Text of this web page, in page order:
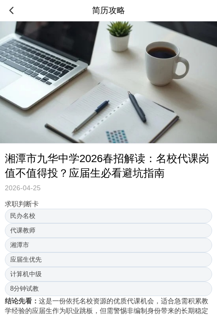
简历攻略
湘潭市九华中学2026春招解读：名校代课岗
值不值得投？应届生必看避坑指南
2026-04-25
求职判断卡
民办名校
代课教师
湘潭市
应届生优先
计算机中级
8分钟试教
结论先看： 这是一份依托名校资源的优质代课机会，适合急需积累教
学经验的应届生作为职业跳板，但需警惕非编制身份带来的长期稳定